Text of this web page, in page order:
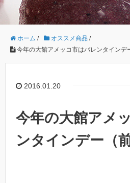
ホーム / オススメ商品 /
今年の大館アメッコ市はバレンタインデ
2016.01.20
今年の大館アメ
ンタインデー（